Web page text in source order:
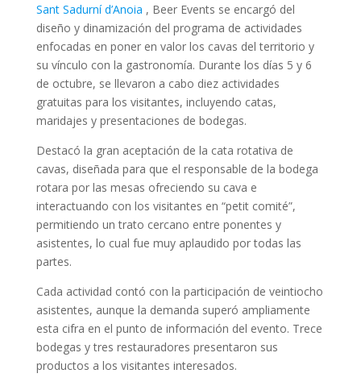
Sant Sadurní d’Anoia , Beer Events se encargó del
diseño y dinamización del programa de actividades
enfocadas en poner en valor los cavas del territorio y
su vínculo con la gastronomía. Durante los días 5 y 6
de octubre, se llevaron a cabo diez actividades
gratuitas para los visitantes, incluyendo catas,
maridajes y presentaciones de bodegas.
Destacó la gran aceptación de la cata rotativa de
cavas, diseñada para que el responsable de la bodega
rotara por las mesas ofreciendo su cava e
interactuando con los visitantes en “petit comité”,
permitiendo un trato cercano entre ponentes y
asistentes, lo cual fue muy aplaudido por todas las
partes.
Cada actividad contó con la participación de veintiocho
asistentes, aunque la demanda superó ampliamente
esta cifra en el punto de información del evento. Trece
bodegas y tres restauradores presentaron sus
productos a los visitantes interesados.